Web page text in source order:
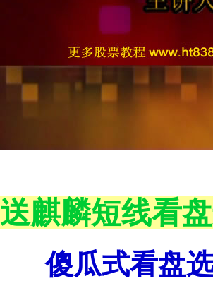
送麒麟短线看
傻瓜式看盘